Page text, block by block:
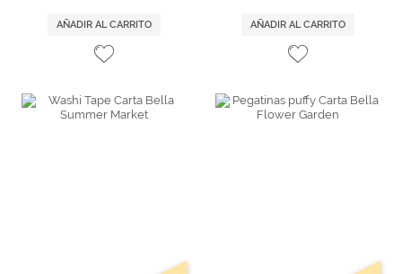
AÑADIR AL CARRITO AÑADIR AL CARRITO